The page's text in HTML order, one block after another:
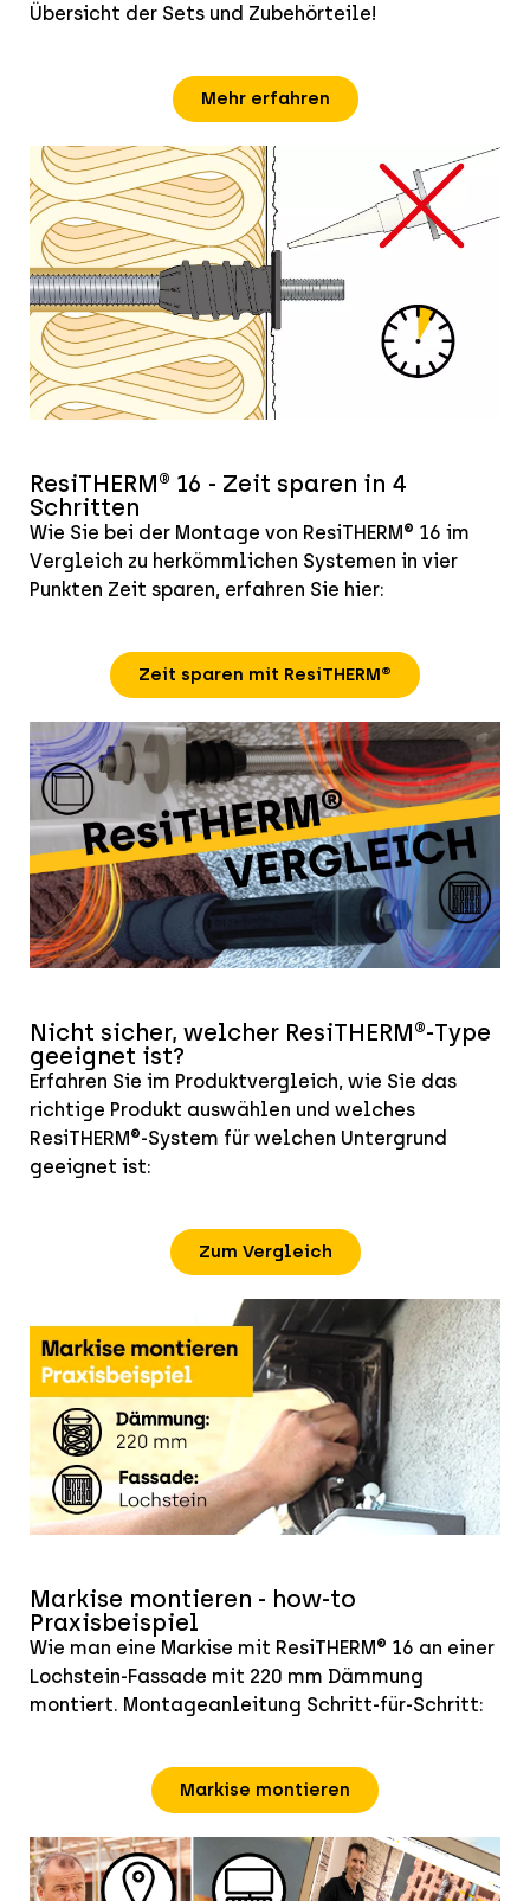
Übersicht der Sets und Zubehörteile!
Mehr erfahren
ResiTHERM® 16 - Zeit sparen in 4
Schritten
Wie Sie bei der Montage von ResiTHERM® 16 im
Vergleich zu herkömmlichen Systemen in vier
Punkten Zeit sparen, erfahren Sie hier:
Zeit sparen mit ResiTHERM®
Nicht sicher, welcher ResiTHERM®-Type
geeignet ist?
Erfahren Sie im Produktvergleich, wie Sie das
richtige Produkt auswählen und welches
ResiTHERM®-System für welchen Untergrund
geeignet ist:
Zum Vergleich
Markise montieren - how-to
Praxisbeispiel
Wie man eine Markise mit ResiTHERM® 16 an einer
Lochstein-Fassade mit 220 mm Dämmung
montiert. Montageanleitung Schritt-für-Schritt:
Markise montieren